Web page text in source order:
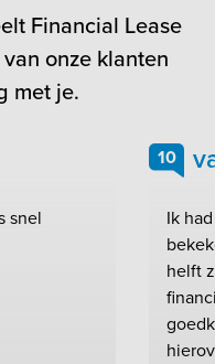
Financial Lease
onze klanten
met je.
snel
10
Ik
helft